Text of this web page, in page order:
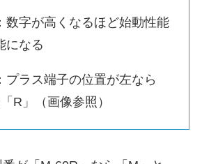
字が高くなるほど始動性能
になる
ラス端子の位置が左なら
R」（画像参照）